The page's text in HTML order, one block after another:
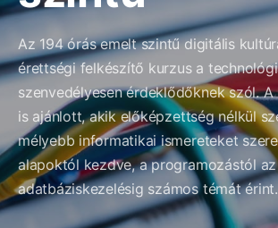
Az 194 órás emelt szintű digitális
érettségi felkészítő kurzus a
szenvedélyesen érdeklődőknek szól.
is ajánlott, akik előképzettség nélkül
mélyebb informatikai ismereteket
alapoktól kezdve, a programozástól az
adatbáziskezelésig számos témát érint.